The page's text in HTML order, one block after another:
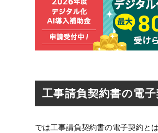
工事請負契約書の電
では工事請負契約書の電子契約と